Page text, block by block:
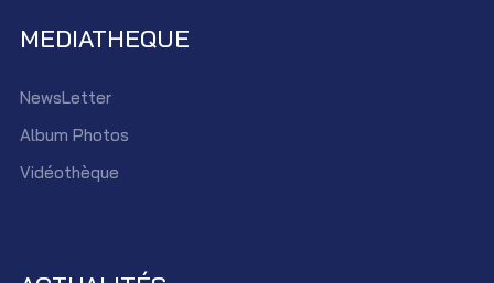
MEDIATHEQUE
NewsLetter
Album Photos
Vidéothèque